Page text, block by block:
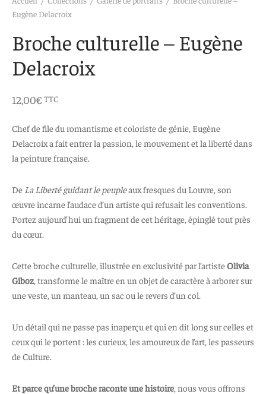
Eugène Delacroix
Broche culturelle – Eugène
Delacroix
12,00€ TTC
Chef de file du romantisme et coloriste de génie, Eugène
Delacroix a fait entrer la passion, le mouvement et la liberté dans
la peinture française.
De La Liberté guidant le peupleaux fresques du Louvre, son
œuvre incarne l’audace d’un artiste qui refusait les conventions.
Portez aujourd’hui un fragment de cet héritage, épinglé tout près
du cœur.
Cette broche culturelle, illustrée en exclusivité par l’artisteOlivia
Giboz , transforme le maître en un objet de caractère à arborer sur
une veste, un manteau, un sac ou le revers d’un col.
Un détail qui ne passe pas inaperçu et qui en dit long sur celles et
ceux qui le portent : les curieux, les amoureux de l’art, les passeurs
de Culture.
Et parce qu’une broche raconte une histoire , nous vous offrons
intuitif et culturel